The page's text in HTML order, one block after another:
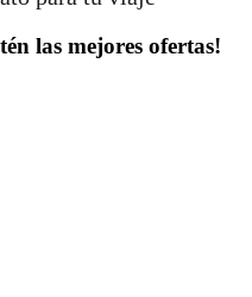
las mejores ofertas!